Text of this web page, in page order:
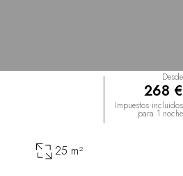
Desde
268 €
Impuestos incluidos
para 1 noche
25 m²